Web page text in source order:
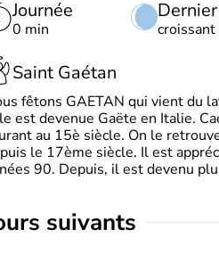
Journée
0 min
Dernier
croissant
Saint Gaétan
fêtons GAETAN qui vient du
est devenue Gaëte en Italie.
au 15è siècle. On le
le 17ème siècle. Il est
90. Depuis, il est devenu
suivants